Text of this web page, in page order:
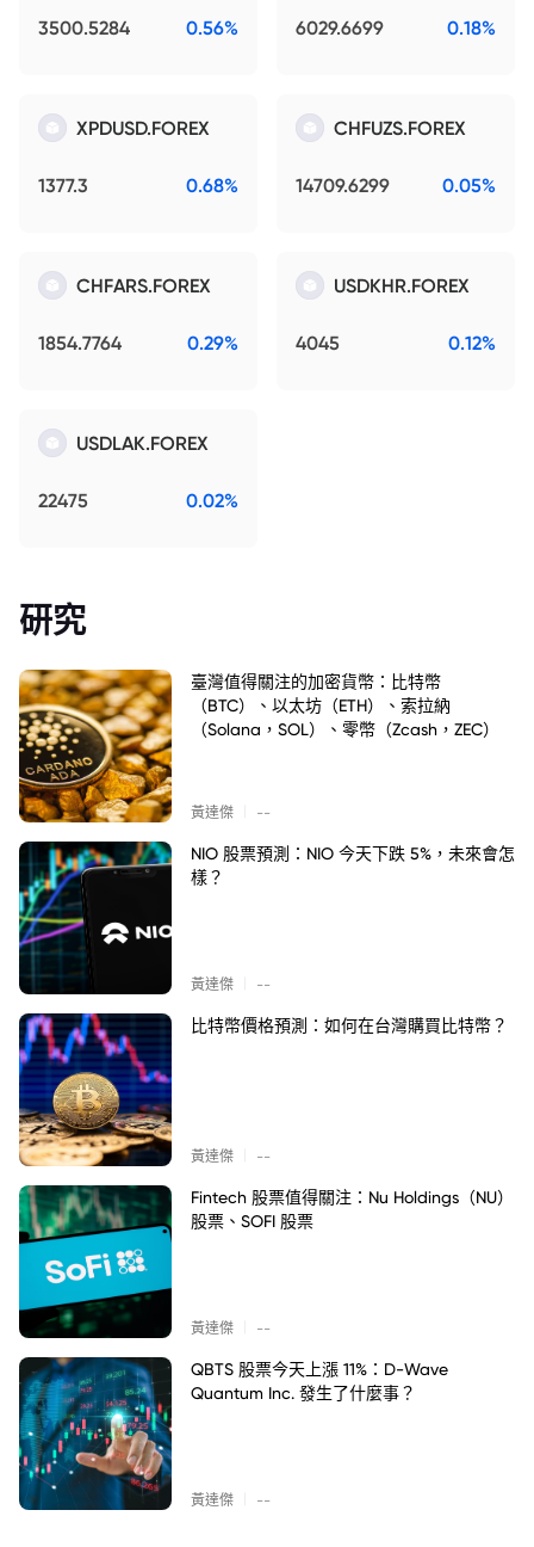
3500.5284 0.56% 6029.6699 0.18%
XPDUSD.FOREX
1377.3 0.68%
CHFUZS.FOREX
14709.6299 0.05%
CHFARS.FOREX
1854.7764 0.29%
USDKHR.FOREX
4045 0.12%
USDLAK.FOREX
22475 0.02%
研究
臺灣值得關注的加密貨幣：比特幣
（BTC）、以太坊（ETH）、索拉納
（Solana，SOL）、零幣（Zcash，ZEC）
黃達傑 --
NIO 股票預測：NIO 今天下跌 5%，未來會怎
樣？
黃達傑 --
比特幣價格預測：如何在台灣購買比特幣？
黃達傑 --
Fintech 股票值得關注：Nu Holdings（NU）
股票、SOFI 股票
黃達傑 --
QBTS 股票今天上漲 11%：D-Wave
Quantum Inc. 發生了什麼事？
黃達傑 --